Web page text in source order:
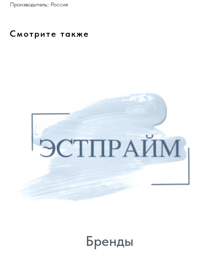
Производитель:: Россия
Смотрите также
Политика
Энтузиастов 30Б, Челябинск